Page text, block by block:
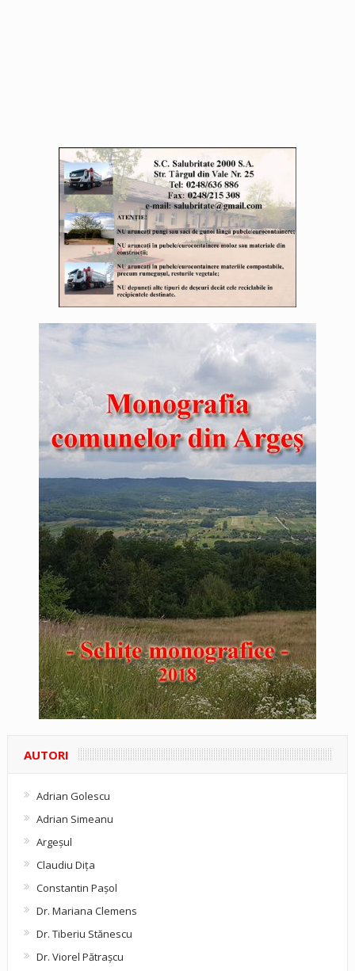
AUTORI
Adrian Golescu
Adrian Simeanu
Argeşul
Claudiu Diţa
Constantin Pașol
Dr. Mariana Clemens
Dr. Tiberiu Stănescu
Dr. Viorel Pătraşcu